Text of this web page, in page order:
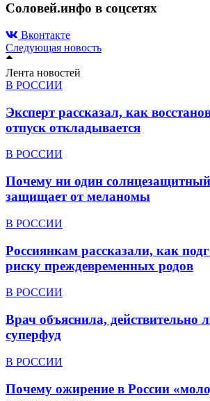
Соловей.инфо в соцсетях
Вконтакте
Следующая новость
Лента новостей
В РОССИИ
Эксперт рассказал, как
отпуск откладывается
В РОССИИ
Почему ни один
защищает от меланомы
В РОССИИ
Россиянкам рассказали, как
риску преждевременных родов
В РОССИИ
Врач объяснила, действительно
суперфуд
В РОССИИ
Почему ожирение в России